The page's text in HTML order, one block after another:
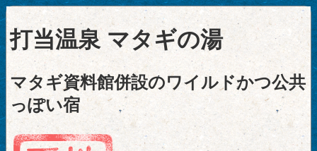
打当温泉 マタギの湯
マタギ資料館併設のワイルドかつ公共
っぽい宿